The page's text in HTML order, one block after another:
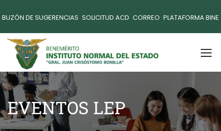
BUZÓN DE SUGERENCIAS SOLICITUD ACD CORREO PLATAFORMA BINE
EVENTOS LEP